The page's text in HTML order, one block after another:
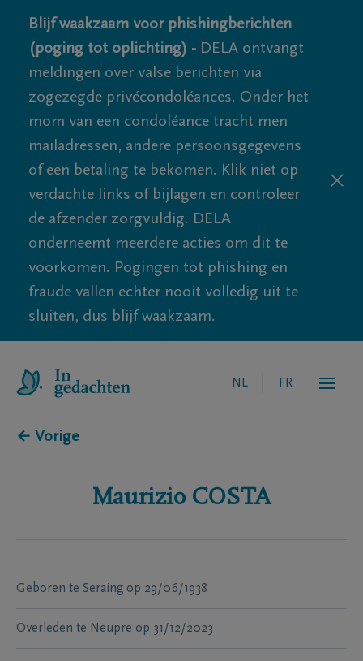
Blijf waakzaam voor phishingberichten
(poging tot oplichting) - DELA ontvangt
meldingen over valse berichten via
zogezegde privécondoléances. Onder het
mom van een condoléance tracht men
mailadressen, andere persoonsgegevens
of een betaling te bekomen. Klik niet op
verdachte links of bijlagen en controleer
de afzender zorgvuldig. DELA
onderneemt meerdere acties om dit te
voorkomen. Pogingen tot phishing en
fraude vallen echter nooit volledig uit te
sluiten, dus blijf waakzaam.
NL FR
← Vorige
Maurizio COSTA
Geboren te Seraing op 29/06/1938
Overleden te Neupre op 31/12/2023